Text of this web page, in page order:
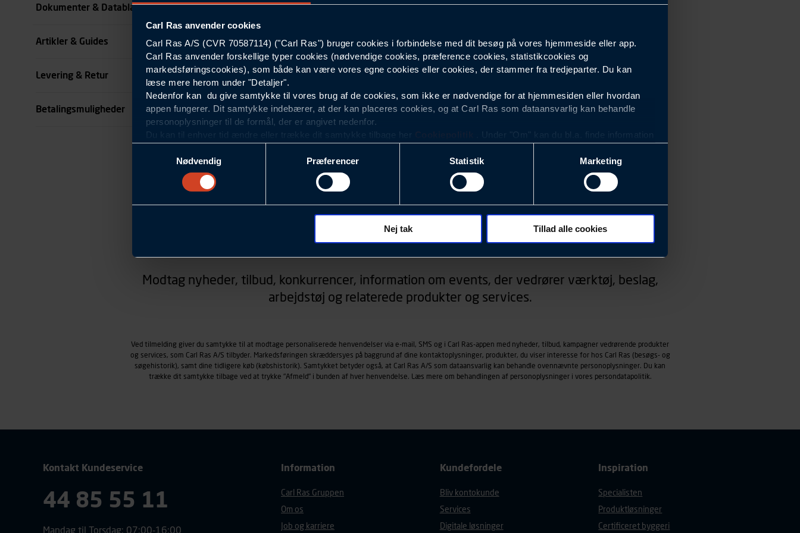
Carl Ras anvender cookies
Carl Ras A/S (CVR 70587114) ("Carl Ras") bruger cookies i forbindelse med dit besøg på vores hjemmeside eller app.
Carl Ras anvender forskellige typer cookies (nødvendige cookies, præference cookies, statistikcookies og
markedsføringscookies), som både kan være vores egne cookies eller cookies, der stammer fra tredjeparter. Du kan
læse mere herom under "Detaljer".
Nedenfor kan du give samtykke til vores brug af de cookies, som ikke er nødvendige for at hjemmesiden eller hvordan
appen fungerer. Dit samtykke indebærer, at der kan placeres cookies, og at Carl Ras som dataansvarlig kan behandle
personoplysninger til de formål, der er angivet nedenfor.
Du kan til enhver tid ændre eller trække dit samtykke tilbage her
. Under "Om" kan du bl.a. finde information
Statistikcookies
Carl Ras anvender statistikcookies med det formål at optimere design, brugervenlighed og effektiviteten af vores
hjemmeside og apps, herunder analyser af, hvilke oplysninger der er mest populære, og som derfor skal være nemme at
færden på siderne, tidspunkt, hvad der klikkes på, sider/indhold der besøges, browsertype, søgeord, IP-adresse,
informationer om enhedstype (computer, smartphone mv.) samt de features, der anvendes.
region, du befinder dig i.
Carl Ras anvender markedsføringscookies med det formål at spore besøgende på vores hjemmeside og apps med
klikkes på, sider/indhold der besøges, browsertype, søgeord, IP-adresse, informationer om enhedstype (computer,
smartphone mv.) samt de features, der anvendes.
Vi henviser endvidere til vorespersondatapolitik, der indeholder yderligere information om behandling af
personoplysninger.
Nødvendig
Præferencer Statistik Marketing
Nej tak Tillad alle cookies
se all specifikationer
Dokumenter & Datablade
Artikler & Guides
Levering & Retur
Betalingsmuligheder
Nyhedsbrev
Modtag nyheder, tilbud, konkurrencer, information om events, der vedrører værktøj, beslag,
arbejdstøj og relaterede produkter og services.
Ved tilmelding giver du samtykke til at modtage personaliserede henvendelser via e-mail, SMS og i Carl Ras-appen med nyheder, tilbud, kampagner vedrørende produkter
og services, som Carl Ras A/S tilbyder. Markedsføringen skræddersyes på baggrund af dine kontaktoplysninger, produkter, du viser interesse for hos Carl Ras (besøgs- og
søgehistorik), samt dine tidligere køb (købshistorik). Samtykket betyder også, at Carl Ras A/S som dataansvarlig kan behandle ovennævnte personoplysninger. Du kan
trække dit samtykke tilbage ved at trykke "Afmeld" i bunden af hver henvendelse. Læs mere om behandlingen af personoplysninger i vores persondatapolitik.
Kontakt Kundeservice
44 85 55 11
Mandag til Torsdag: 07:00-16:00
Information
Carl Ras Gruppen
Om os
Job og karriere
Kundefordele
Bliv kontokunde
Services
Digitale løsninger
Inspiration
Specialisten
Produktløsninger
Certificeret byggeri